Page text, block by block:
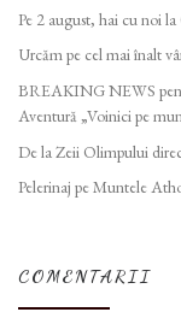
Pe 2 august, hai cu noi
Urcăm pe cel mai înalt
BREAKING NEWS
Aventură „Voinici pe
De la Zeii Olimpului
Pelerinaj pe Muntele
COMENTARII